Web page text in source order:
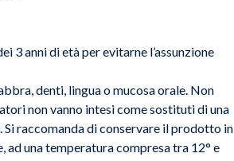
3 anni di età per evitarne l’assunzione
denti, lingua o mucosa orale. Non
non vanno intesi come sostituti di una
raccomanda di conservare il prodotto in
una temperatura compresa tra 12° e